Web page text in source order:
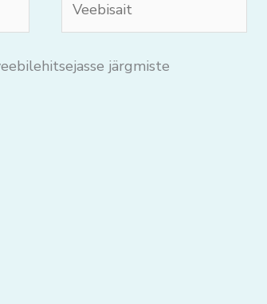
järgmiste